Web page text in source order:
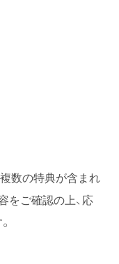
数の特典が含まれ
をご確認の上、応